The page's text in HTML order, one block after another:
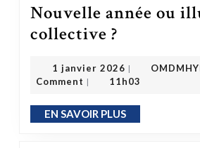
Nouvelle année ou
collective ?
1 janvier 2026 |
Comment | 11h03
EN SAVOIR PLUSEN SAVOIR PLUS